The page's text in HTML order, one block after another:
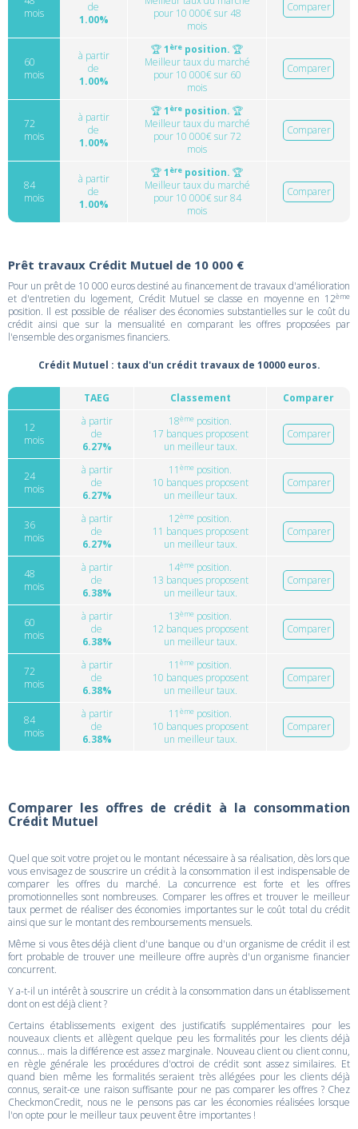
mois
de
1.00%
pour 10 000€ sur 48
mois
Comparer
60
mois
à partir
de
1.00%
🏆1 ère position. 🏆
Meilleur taux du marché
pour 10 000€ sur 60
mois
Comparer
72
mois
à partir
de
1.00%
🏆1 ère position. 🏆
Meilleur taux du marché
pour 10 000€ sur 72
mois
Comparer
84
mois
à partir
de
1.00%
🏆1 ère position. 🏆
Meilleur taux du marché
pour 10 000€ sur 84
mois
Comparer
Prêt travaux Crédit Mutuel de 10 000 €
Pour un prêt de 10 000 euros destiné au financement de travaux d'amélioration
et d'entretien du logement, Crédit Mutuel se classe en moyenne en 12ème
position. Il est possible de réaliser des économies substantielles sur le coût du
crédit ainsi que sur la mensualité en comparant les offres proposées par
l'ensemble des organismes financiers.
Crédit Mutuel : taux d'un crédit travaux de 10000 euros.
TAEG Classement Comparer
12
mois
à partir
de
6.27%
18ème position.
17 banques proposent
un meilleur taux.
Comparer
24
mois
à partir
de
6.27%
11 ème position.
10 banques proposent
un meilleur taux.
Comparer
36
mois
à partir
de
6.27%
12ème position.
11 banques proposent
un meilleur taux.
Comparer
48
mois
à partir
de
6.38%
14ème position.
13 banques proposent
un meilleur taux.
Comparer
60
mois
à partir
de
6.38%
13ème position.
12 banques proposent
un meilleur taux.
Comparer
72
mois
à partir
de
6.38%
11 ème position.
10 banques proposent
un meilleur taux.
Comparer
84
mois
à partir
de
6.38%
11 ème position.
10 banques proposent
un meilleur taux.
Comparer
Comparer les offres de crédit à la consommation
Crédit Mutuel
Quel que soit votre projet ou le montant nécessaire à sa réalisation, dès lors que
vous envisagez de souscrire un crédit à la consommation il est indispensable de
comparer les offres du marché. La concurrence est forte et les offres
promotionnelles sont nombreuses. Comparer les offres et trouver le meilleur
taux permet de réaliser des économies importantes sur le coût total du crédit
ainsi que sur le montant des remboursements mensuels.
Même si vous êtes déjà client d'une banque ou d'un organisme de crédit il est
fort probable de trouver une meilleure offre auprès d'un organisme financier
concurrent.
Y a-t-il un intérêt à souscrire un crédit à la consommation dans un établissement
dont on est déjà client ?
Certains établissements exigent des justificatifs supplémentaires pour les
nouveaux clients et allègent quelque peu les formalités pour les clients déjà
connus... mais la différence est assez marginale. Nouveau client ou client connu,
en règle générale les procédures d'octroi de crédit sont assez similaires. Et
quand bien même les formalités seraient très allégées pour les clients déjà
connus, serait-ce une raison suffisante pour ne pas comparer les offres ? Chez
CheckmonCredit, nous ne le pensons pas car les économies réalisées lorsque
l'on opte pour le meilleur taux peuvent être importantes !